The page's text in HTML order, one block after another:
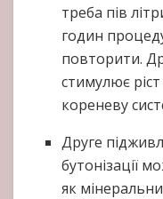
треба пів
годин
повторити.
стимулює
кореневу
Друге
бутонізації
як